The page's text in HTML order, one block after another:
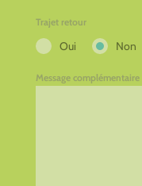
Trajet retour
Oui Non
Message complémentaire